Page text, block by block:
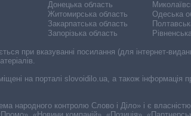
Донецька область
Житомирська область
Закарпатська область
Запорізька область
Одеська
при вказуванні посилання (для інтернет-
на порталі slovoidilo.ua, а також
народного контролю Слово і Діло» і є